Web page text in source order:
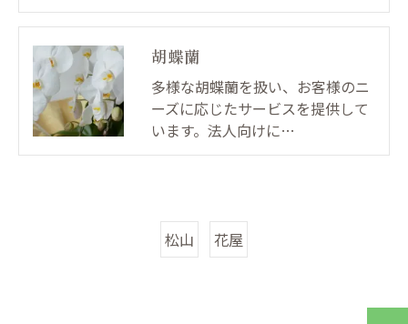
胡蝶蘭
多様な胡蝶蘭を扱い、お客様のニ
ーズに応じたサービスを提供して
います。法人向けに…
松山 花屋